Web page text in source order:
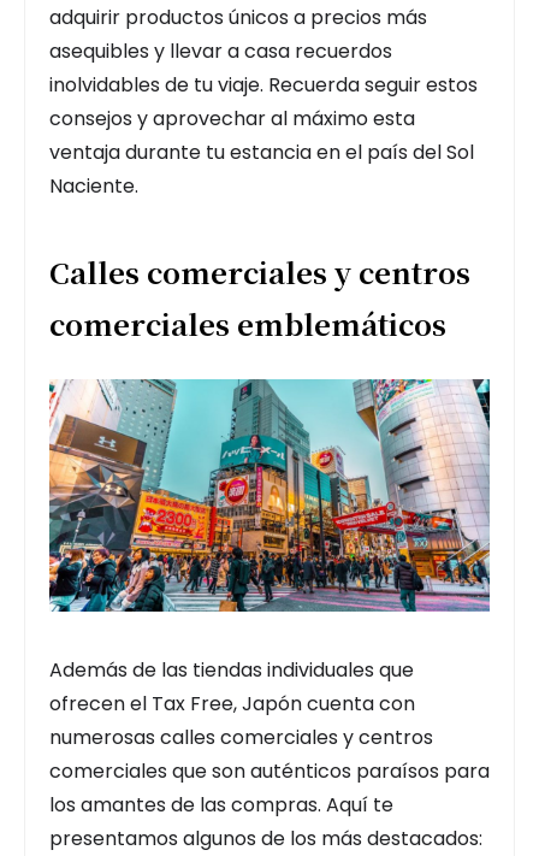
adquirir productos únicos a precios más
asequibles y llevar a casa recuerdos
inolvidables de tu viaje. Recuerda seguir estos
consejos y aprovechar al máximo esta
ventaja durante tu estancia en el país del Sol
Naciente.
Calles comerciales y centros
comerciales emblemáticos
Además de las tiendas individuales que
ofrecen el Tax Free, Japón cuenta con
numerosas calles comerciales y centros
comerciales que son auténticos paraísos para
los amantes de las compras. Aquí te
presentamos algunos de los más destacados: